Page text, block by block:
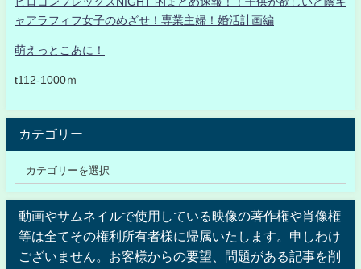
ャアラフィフ女子のめざせ！専業主婦！婚活計画編
萌えっとこあに！
t112-1000ｍ
カテゴリー
動画やサムネイルで使用している映像の著作権や肖像権
等は全てその権利所有者様に帰属いたします。申しわけ
ございません。お客様からの要望、問題がある記事を削